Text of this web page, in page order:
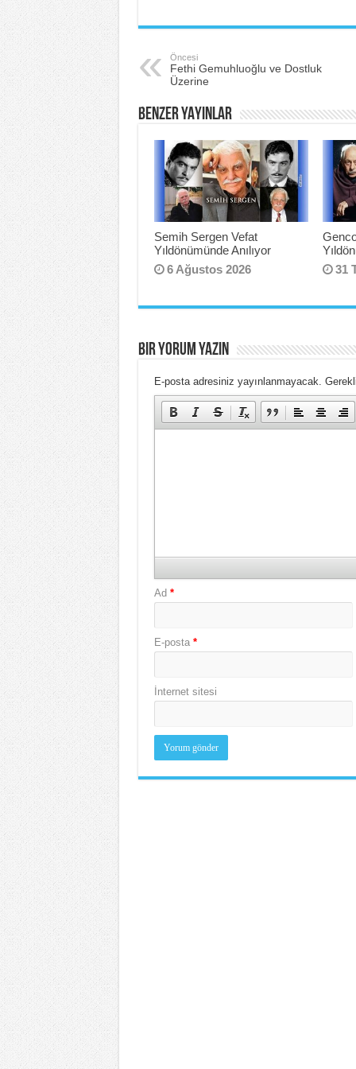
c
e
b
o
o
k
tt
er
st
ar
Öncesi
Fethi Gemuhluoğlu ve Dostluk
Üzerine
BENZER YAYINLAR
Semih Sergen Vefat
Yıldönümünde Anılıyor
6 Ağustos 2026
31
BIR YORUM YAZIN
E-posta adresiniz yayınlanmayacak.
Ad *
E-posta *
İnternet sitesi